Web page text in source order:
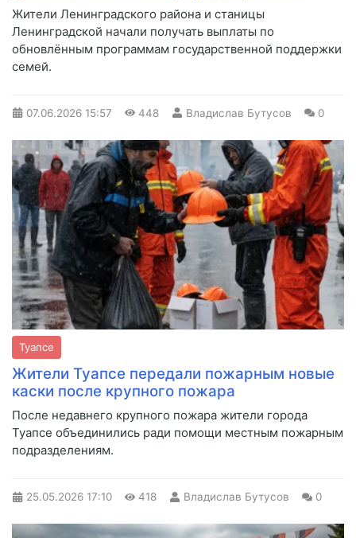
Жители Ленинградского района и станицы
Ленинградской начали получать выплаты по
обновлённым программам государственной поддержки
семей.
07.06.2026 15:57 448 Владислав Бутусов 0
Туапсе
Жители Туапсе передали пожарным новые
каски после крупного пожара
После недавнего крупного пожара жители города
Туапсе объединились ради помощи местным пожарным
подразделениям.
25.05.2026 17:10 418 Владислав Бутусов 0